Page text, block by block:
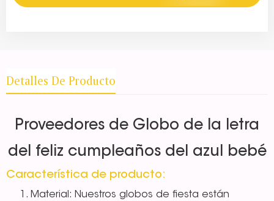
Detalles De Producto
Proveedores de Globo de la letra
del feliz cumpleaños del azul bebé
Característica de producto:
Material: Nuestros globos de fiesta están